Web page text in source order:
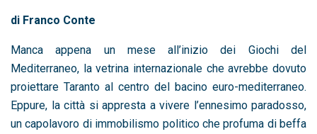
di Franco Conte
Manca appena un mese all’inizio dei Giochi del
Mediterraneo, la vetrina internazionale che avrebbe dovuto
proiettare Taranto al centro del bacino euro-mediterraneo.
Eppure, la città si appresta a vivere l’ennesimo paradosso,
un capolavoro di immobilismo politico che profuma di beffa